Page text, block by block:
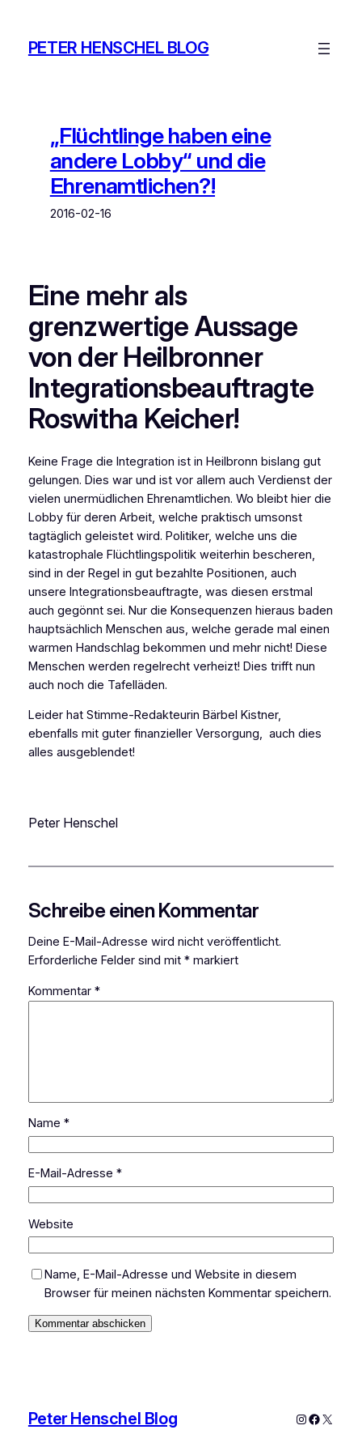
springen
PETER HENSCHEL BLOG
„Flüchtlinge haben eine
andere Lobby“ und die
Ehrenamtlichen?!
2016-02-16
Eine mehr als
grenzwertige Aussage
von der Heilbronner
Integrationsbeauftragte
Roswitha Keicher!
Keine Frage die Integration ist in Heilbronn bislang gut
gelungen. Dies war und ist vor allem auch Verdienst der
vielen unermüdlichen Ehrenamtlichen. Wo bleibt hier die
Lobby für deren Arbeit, welche praktisch umsonst
tagtäglich geleistet wird. Politiker, welche uns die
katastrophale Flüchtlingspolitik weiterhin bescheren,
sind in der Regel in gut bezahlte Positionen, auch
unsere Integrationsbeauftragte, was diesen erstmal
auch gegönnt sei. Nur die Konsequenzen hieraus baden
hauptsächlich Menschen aus, welche gerade mal einen
warmen Handschlag bekommen und mehr nicht! Diese
Menschen werden regelrecht verheizt! Dies trifft nun
auch noch die Tafelläden.
Leider hat Stimme-Redakteurin Bärbel Kistner,
ebenfalls mit guter finanzieller Versorgung, auch dies
alles ausgeblendet!
Peter Henschel
Schreibe einen Kommentar
Deine E-Mail-Adresse wird nicht veröffentlicht.
Erforderliche Felder sind mit *markiert
Kommentar *
Name *
E-Mail-Adresse *
Website
Name, E-Mail-Adresse und Website in diesem
Browser für meinen nächsten Kommentar speichern.
Peter Henschel Blog Instagram
X